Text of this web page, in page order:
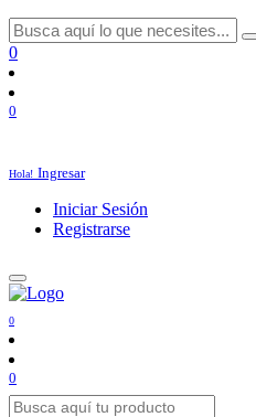
0
0
Hola! Ingresar
Iniciar Sesión
Registrarse
0
0